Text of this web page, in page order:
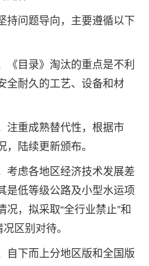
持问题导向，主要遵循以下
《目录》淘汰的重点是不利
全耐久的工艺、设备和材
注重成熟替代性，根据市
陆续更新颁布。
考虑各地区经济技术发展差
是低等级公路及小型水运项
况，拟采取“全行业禁止”和
区别对待。
自下而上分地区版和全国版